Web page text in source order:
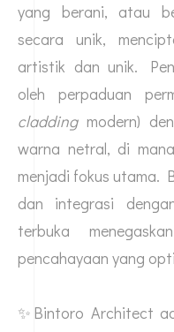
yang berani, atau
secara unik,
artistik dan unik.
oleh perpaduan
claddingmodern)
warna netral, di
menjadi fokus utama.
dan integrasi
terbuka
pencahayaan yang
✨Bintoro Architect